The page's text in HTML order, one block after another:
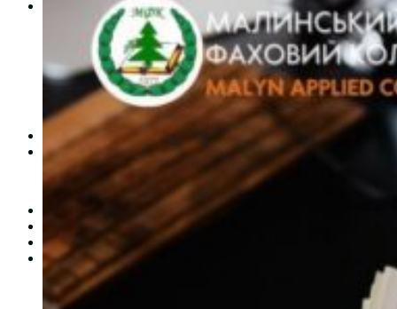
Денна форма навчання
Заочна форма навчання
Студентська рада
Документація. Карантин
Документація. Воєнний стан
Центр кар’єри та працевлаштування
Центр дуальної освіти
Неформальна та інформальна освіта
Вступникам
Міжнародне співробітництво
Міжнародне співробітництво для викладачів
Міжнародне співробітництво для студентів
Угоди та договори
Контакти
Публічність
Кваліфікаційний центр МФК
Нормативно-правова база
Форма заяви здобувача
Перелік професій